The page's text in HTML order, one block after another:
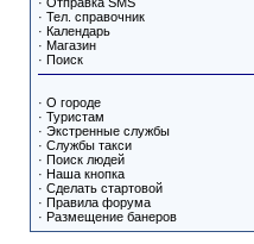
· Тел. справочник
· Календарь
· Магазин
· Поиск
· О городе
· Туристам
· Экстренные службы
· Службы такси
· Поиск людей
· Наша кнопка
· Сделать стартовой
· Правила форума
· Размещение банеров